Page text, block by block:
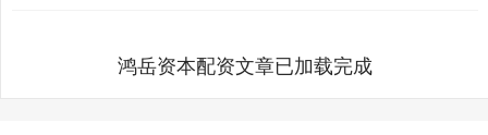
鸿岳资本配资文章已加载完成